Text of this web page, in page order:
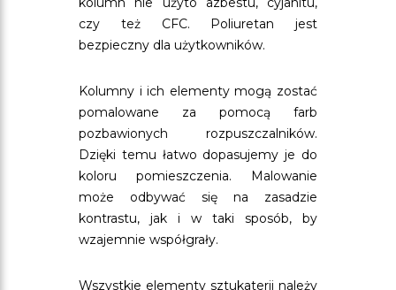
czy też CFC. Poliuretan jest
bezpieczny dla użytkowników.
Kolumny i ich elementy mogą zostać
pomalowane za pomocą farb
pozbawionych rozpuszczalników.
Dzięki temu łatwo dopasujemy je do
koloru pomieszczenia. Malowanie
może odbywać się na zasadzie
kontrastu, jak i w taki sposób, by
wzajemnie współgrały.
Wszystkie elementy sztukaterii należy